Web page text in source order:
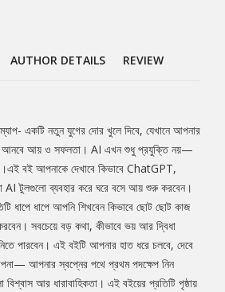
AUTHOR DETAILS REVIEW
একটি নতুন যুগের দোর খুলে দিবে, যেখানে আপনার
আনবে আয় ও সফলতা। AI এখন শুধু প্রযুক্তি নয়—
বই আপনাকে দেখাবে কিভাবে ChatGPT,
টুলগুলো ব্যবহার করে ঘরে বসে আয় শুরু করবেন।
ধাপে ধাপে আপনি শিখবেন কিভাবে ছোট ছোট কাজ
সবচেয়ে বড় কথা, কীভাবে ভয় আর দ্বিধা
পারবেন। এই বইটি আপনার হাত ধরে চলবে, দেবে
আপনার স্বপ্নের পথে প্রথম পদক্ষেপ নিন
আর ধারাবাহিকতা। এই বইয়ের প্রতিটি পৃষ্ঠায়